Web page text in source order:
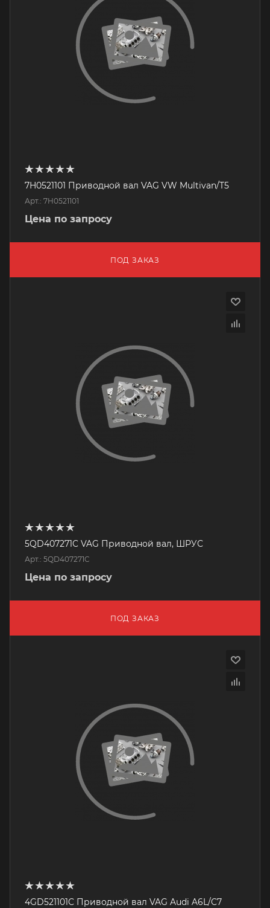
7H0521101 Приводной вал VAG VW Multivan/T5
Арт.: 7H0521101
Цена по запросу
ПОД ЗАКАЗ
5QD407271C VAG Приводной вал, ШРУС
Арт.: 5QD407271C
Цена по запросу
ПОД ЗАКАЗ
4GD521101C Приводной вал VAG Audi A6L/C7